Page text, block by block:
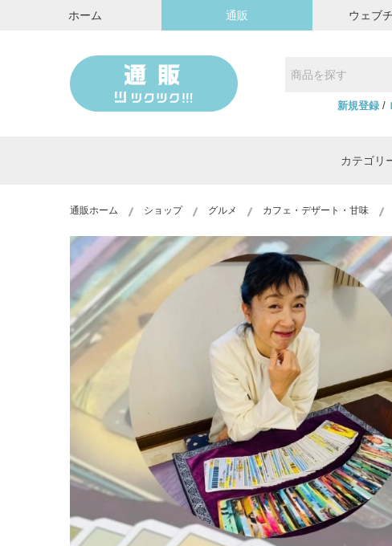
ホーム 通販 ウェブ
新規登録/
カテゴリ
通販ホーム ショップ グルメ カフェ・デザート・甘味